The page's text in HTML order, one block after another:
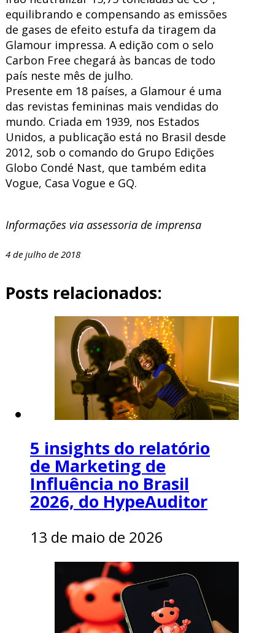
equilibrando e compensando as emissões
de gases de efeito estufa da tiragem da
Glamour impressa. A edição com o selo
Carbon Free chegará às bancas de todo
país neste mês de julho.
Presente em 18 países, a Glamour é uma
das revistas femininas mais vendidas do
mundo. Criada em 1939, nos Estados
Unidos, a publicação está no Brasil desde
2012, sob o comando do Grupo Edições
Globo Condé Nast, que também edita
Vogue, Casa Vogue e GQ.
Informações via assessoria de imprensa
4 de julho de 2018
Posts relacionados:
5 insights do relatório
de Marketing de
Influência no Brasil
2026, do HypeAuditor
13 de maio de 2026